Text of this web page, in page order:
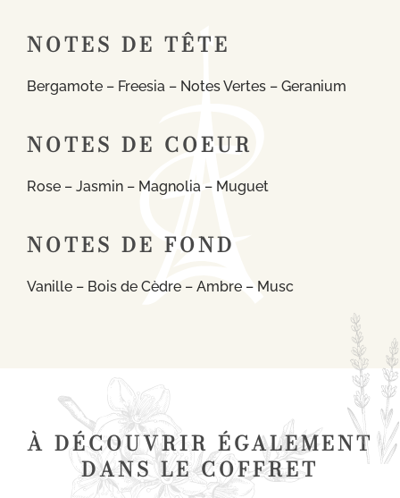
NOTES DE TÊTE
Bergamote – Freesia – Notes Vertes – Geranium
NOTES DE COEUR
Rose – Jasmin – Magnolia – Muguet
NOTES DE FOND
Vanille – Bois de Cèdre – Ambre – Musc
À DÉCOUVRIR ÉGALEMENT
DANS LE COFFRET